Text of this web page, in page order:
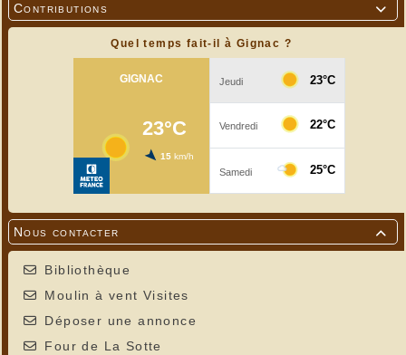

Contributions
Quel temps fait-il à Gignac ?

Nous contacter
Bibliothèque
Moulin à vent Visites
Déposer une annonce
Four de La Sotte